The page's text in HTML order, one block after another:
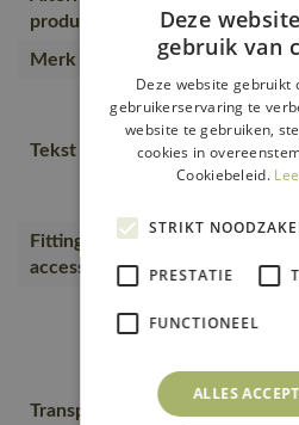
producten
51579-
Merk MASCOT®
Tekst usp
Moderne,
met een
hals., Band
Fitting
accessories
18050-
Transport en
is
materiaal,
Vervoerd
Deze
gebruik van
Deze website gebruikt
gebruikerservaring te
website te gebruiken,
cookies in
Cookiebeleid.
STRIKT
PRESTATIE
FUNCTIONEEL
ALLES